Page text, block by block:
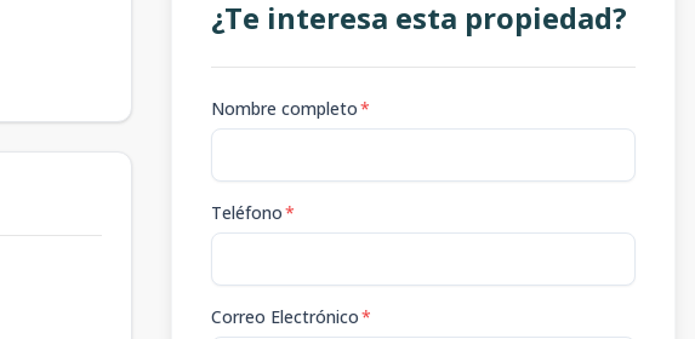
¿Te interesa esta propiedad?
Nombre completo*
Teléfono*
Correo Electrónico*